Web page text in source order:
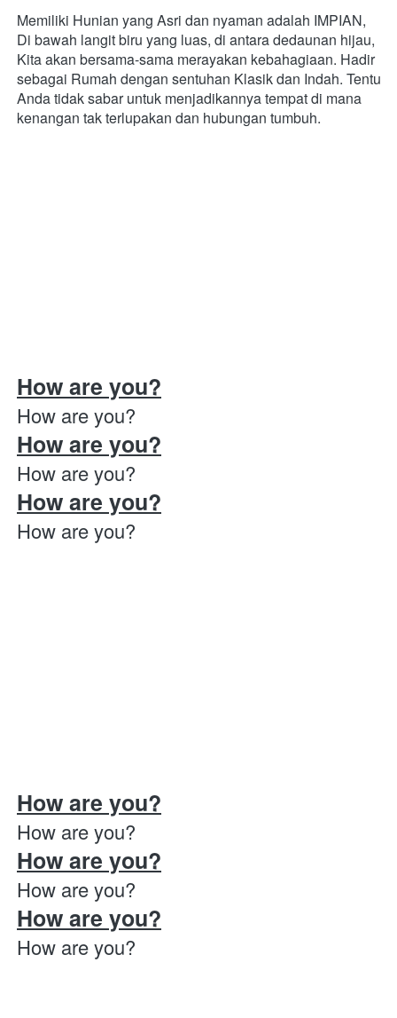
Memiliki Hunian yang Asri dan nyaman adalah IMPIAN,
Di bawah langit biru yang luas, di antara dedaunan hijau,
Kita akan bersama-sama merayakan kebahagiaan. Hadir
sebagai Rumah dengan sentuhan Klasik dan Indah. Tentu
Anda tidak sabar untuk menjadikannya tempat di mana
kenangan tak terlupakan dan hubungan tumbuh.
How are you?
How are you?
How are you?
How are you?
How are you?
How are you?
How are you?
How are you?
How are you?
How are you?
How are you?
How are you?